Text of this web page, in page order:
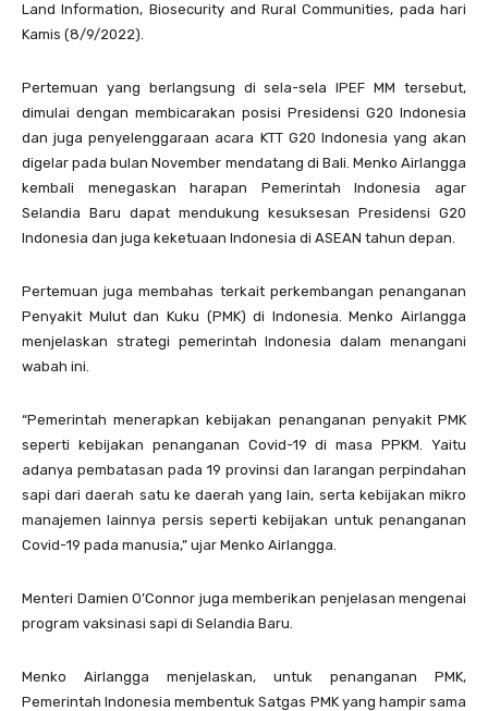
Land Information, Biosecurity and Rural Communities, pada hari
Kamis (8/9/2022).
Pertemuan yang berlangsung di sela-sela IPEF MM tersebut,
dimulai dengan membicarakan posisi Presidensi G20 Indonesia
dan juga penyelenggaraan acara KTT G20 Indonesia yang akan
digelar pada bulan November mendatang di Bali. Menko Airlangga
kembali menegaskan harapan Pemerintah Indonesia agar
Selandia Baru dapat mendukung kesuksesan Presidensi G20
Indonesia dan juga keketuaan Indonesia di ASEAN tahun depan.
Pertemuan juga membahas terkait perkembangan penanganan
Penyakit Mulut dan Kuku (PMK) di Indonesia. Menko Airlangga
menjelaskan strategi pemerintah Indonesia dalam menangani
wabah ini.
“Pemerintah menerapkan kebijakan penanganan penyakit PMK
seperti kebijakan penanganan Covid-19 di masa PPKM. Yaitu
adanya pembatasan pada 19 provinsi dan larangan perpindahan
sapi dari daerah satu ke daerah yang lain, serta kebijakan mikro
manajemen lainnya persis seperti kebijakan untuk penanganan
Covid-19 pada manusia,” ujar Menko Airlangga.
Menteri Damien O’Connor juga memberikan penjelasan mengenai
program vaksinasi sapi di Selandia Baru.
Menko Airlangga menjelaskan, untuk penanganan PMK,
Pemerintah Indonesia membentuk Satgas PMK yang hampir sama